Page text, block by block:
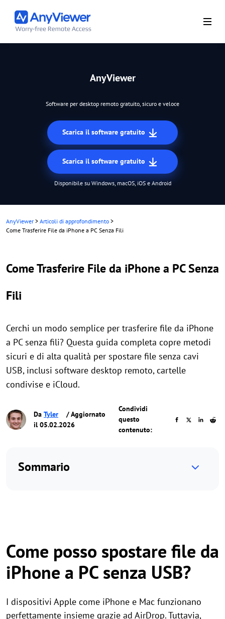
AnyViewer
Software per desktop remoto gratuito, sicuro e veloce
Scarica il software gratuito
Scarica il software gratuito
Disponibile su Windows, macOS, iOS e Android
AnyViewer > Articoli di approfondimento >
Come Trasferire File da iPhone a PC Senza Fili
Come Trasferire File da iPhone a PC Senza
Fili
Cerchi un modo semplice per trasferire file da iPhone
a PC senza fili? Questa guida completa copre metodi
sicuri e di alta qualità per spostare file senza cavi
USB, inclusi software desktop remoto, cartelle
condivise e iCloud.
Da Tyler
/ Aggiornato
il 05.02.2026
Condividi
questo
contenuto:
Sommario
Come posso spostare file da
iPhone a PC senza USB?
I dispositivi Apple come iPhone e Mac funzionano
perfettamente insieme grazie ad AirDrop. Tuttavia,